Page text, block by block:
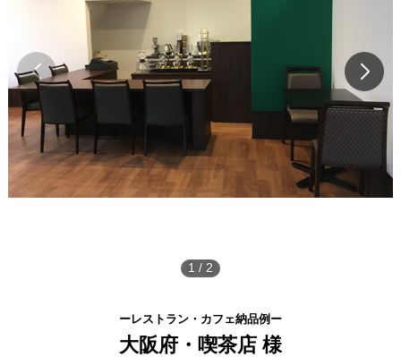
1 / 2
ーレストラン・カフェ納品例ー
大阪府・喫茶店 様